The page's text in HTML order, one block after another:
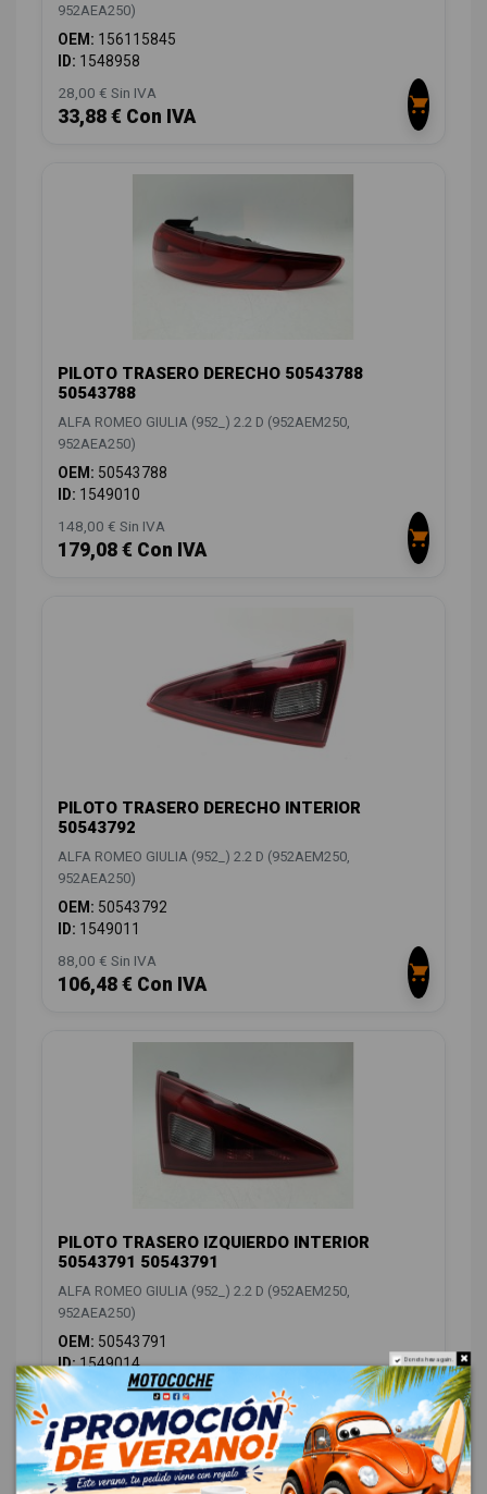
952AEA250)
OEM: 156115845
ID: 1548958
28,00 € Sin IVA
33,88 € Con IVA
PILOTO TRASERO DERECHO 50543788
50543788
ALFA ROMEO GIULIA (952_) 2.2 D (952AEM250,
952AEA250)
OEM: 50543788
ID: 1549010
148,00 € Sin IVA
179,08 € Con IVA
PILOTO TRASERO DERECHO INTERIOR
50543792
ALFA ROMEO GIULIA (952_) 2.2 D (952AEM250,
952AEA250)
OEM: 50543792
ID: 1549011
88,00 € Sin IVA
106,48 € Con IVA
PILOTO TRASERO IZQUIERDO INTERIOR
50543791 50543791
ALFA ROMEO GIULIA (952_) 2.2 D (952AEM250,
952AEA250)
OEM: 50543791
ID:1549014
88,00 € Sin IVA
106,48 € Con IVA
Do not show again.